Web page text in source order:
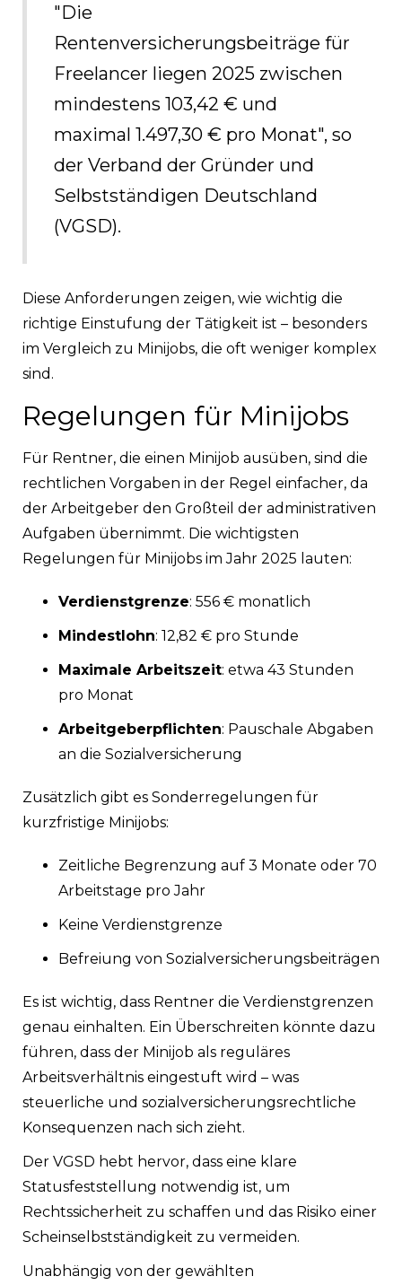
"Die
Rentenversicherungsbeiträge für
Freelancer liegen 2025 zwischen
mindestens 103,42 € und
maximal 1.497,30 € pro Monat", so
der Verband der Gründer und
Selbstständigen Deutschland
(VGSD).
Diese Anforderungen zeigen, wie wichtig die
richtige Einstufung der Tätigkeit ist – besonders
im Vergleich zu Minijobs, die oft weniger komplex
sind.
Regelungen für Minijobs
Für Rentner, die einen Minijob ausüben, sind die
rechtlichen Vorgaben in der Regel einfacher, da
der Arbeitgeber den Großteil der administrativen
Aufgaben übernimmt. Die wichtigsten
Regelungen für Minijobs im Jahr 2025 lauten:
Verdienstgrenze: 556 € monatlich
Mindestlohn: 12,82 € pro Stunde
Maximale Arbeitszeit: etwa 43 Stunden
pro Monat
Arbeitgeberpflichten: Pauschale Abgaben
an die Sozialversicherung
Zusätzlich gibt es Sonderregelungen für
kurzfristige Minijobs:
Zeitliche Begrenzung auf 3 Monate oder 70
Arbeitstage pro Jahr
Keine Verdienstgrenze
Befreiung von Sozialversicherungsbeiträgen
Es ist wichtig, dass Rentner die Verdienstgrenzen
genau einhalten. Ein Überschreiten könnte dazu
führen, dass der Minijob als reguläres
Arbeitsverhältnis eingestuft wird – was
steuerliche und sozialversicherungsrechtliche
Konsequenzen nach sich zieht.
Der VGSD hebt hervor, dass eine klare
Statusfeststellung notwendig ist, um
Rechtssicherheit zu schaffen und das Risiko einer
Scheinselbstständigkeit zu vermeiden.
Unabhängig von der gewählten